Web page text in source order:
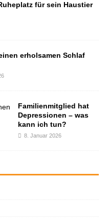
für sein Haustier
erholsamen Schlaf
Familienmitglied hat
Depressionen – was
kann ich tun?
8. Januar 2026